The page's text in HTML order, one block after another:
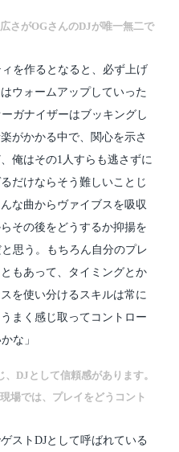
さがOGさんのDJが唯一無二で
を作るとなると、必ず上げ
ウォームアップしていった
ガナイザーはブッキングし
がかかる中で、関心を示さ
俺はその1人すらも逃さずに
だけならそう難しいことじ
な曲からヴァイブスを吸収
その後をどうするか抑揚を
思う。もちろん自分のプレ
もあって、タイミングとか
を使い分けるスキルは常に
まく感じ取ってコントロー
な」
DJとして信頼感があります。
場では、プレイをどうコント
ストDJとして呼ばれている